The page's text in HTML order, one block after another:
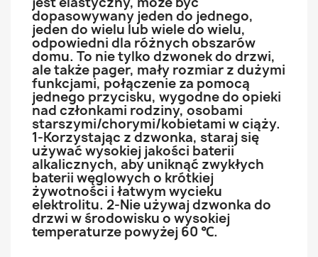
dopasowywany jeden do jednego,
jeden do wielu lub wiele do wielu,
odpowiedni dla różnych obszarów
domu. To nie tylko dzwonek do drzwi,
ale także pager, mały rozmiar z dużymi
funkcjami, połączenie za pomocą
jednego przycisku, wygodne do opieki
nad członkami rodziny, osobami
starszymi/chorymi/kobietami w ciąży.
1-Korzystając z dzwonka, staraj się
używać wysokiej jakości baterii
alkalicznych, aby uniknąć zwykłych
baterii węglowych o krótkiej
żywotności i łatwym wycieku
elektrolitu. 2-Nie używaj dzwonka do
drzwi w środowisku o wysokiej
temperaturze powyżej 60 ℃.